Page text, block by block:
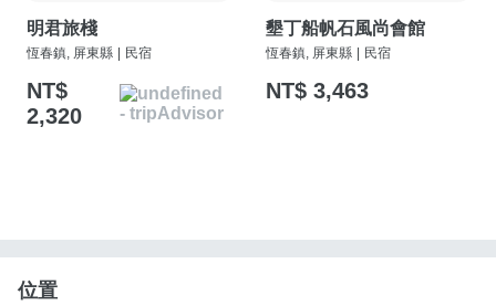
明君旅棧
恆春鎮, 屏東縣 | 民宿
NT$
2,320
墾丁船帆石風尚會館
恆春鎮, 屏東縣 | 民宿
NT$ 3,463
位置